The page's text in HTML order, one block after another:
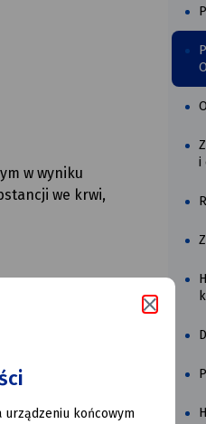
w wyniku
we krwi,
stronach
i
urządzeniu końcowym